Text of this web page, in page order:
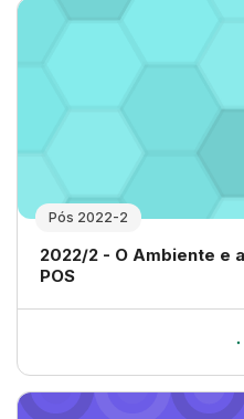
Pós 2022-2
Nome da disciplina
2022/2 - O Ambiente e
POS